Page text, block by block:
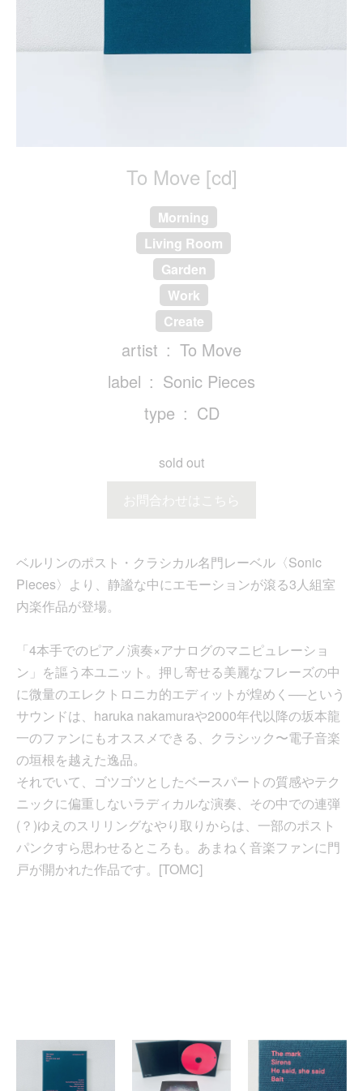
To Move [cd]
Morning
Living Room
Garden
Work
Create
artist
To Move
label
Sonic Pieces
type
CD
sold out
お問合わせはこちら
ベルリンのポスト・クラシカル名門レーベル〈Sonic
Pieces〉より、静謐な中にエモーションが滾る3人組室
内楽作品が登場。
「4本手でのピアノ演奏×アナログのマニピュレーショ
ン」を謳う本ユニット。押し寄せる美麗なフレーズの中
に微量のエレクトロニカ的エディットが煌めく──という
サウンドは、haruka nakamuraや2000年代以降の坂本龍
一のファンにもオススメできる、クラシック〜電子音楽
の垣根を越えた逸品。
それでいて、ゴツゴツとしたベースパートの質感やテク
ニックに偏重しないラディカルな演奏、その中での連弾
(？)ゆえのスリリングなやり取りからは、一部のポスト
パンクすら思わせるところも。あまねく音楽ファンに門
戸が開かれた作品です。[TOMC]